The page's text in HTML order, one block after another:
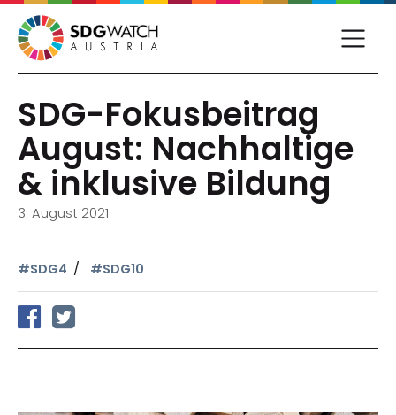
SDG-Fokusbeitrag
August: Nachhaltige
& inklusive Bildung
3. August 2021
#SDG4 #SDG10
auf Facebook teilen
auf Twitter teilen